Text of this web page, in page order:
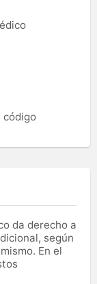
código
da derecho a
según
En el